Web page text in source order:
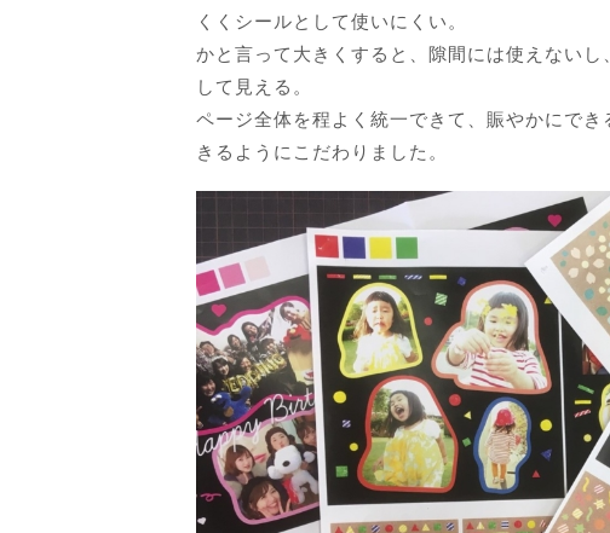
くくシールとして使いにくい。
かと言って大きくすると、隙間には使えない
して見える。
ページ全体を程よく統一できて、賑やかにで
きるようにこだわりました。